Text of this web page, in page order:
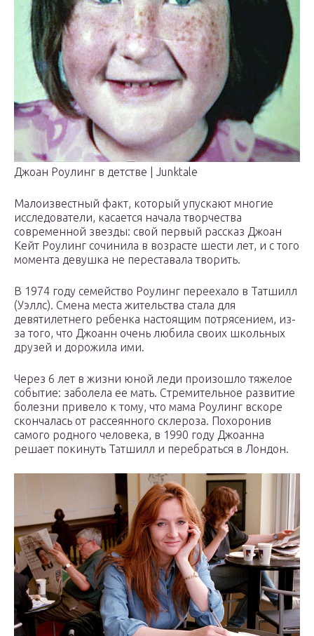
Джоан Роулинг в детстве | Junktale
Малоизвестный факт, который упускают многие
исследователи, касается начала творчества
современной звезды: свой первый рассказ Джоан
Кейт Роулинг сочинила в возрасте шести лет, и с того
момента девушка не переставала творить.
В 1974 году семейство Роулинг переехало в Татшилл
(Уэллс). Смена места жительства стала для
девятилетнего ребенка настоящим потрясением, из-
за того, что Джоанн очень любила своих школьных
друзей и дорожила ими.
Через 6 лет в жизни юной леди произошло тяжелое
событие: заболела ее мать. Стремительное развитие
болезни привело к тому, что мама Роулинг вскоре
скончалась от рассеянного склероза. Похоронив
самого родного человека, в 1990 году Джоанна
решает покинуть Татшилл и перебраться в Лондон.